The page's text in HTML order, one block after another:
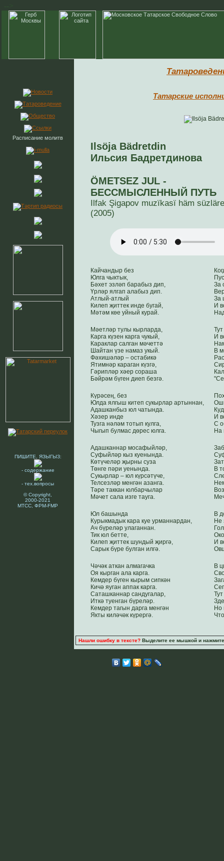
Расписание молитв
ПИШИТЕ, ЯЗЫГЫЗ:
- содержание
- тех.вопросы
© Copyright,
2000-2021
МТСС, ФРМ-FMP
Татарские
Ilsöja Bädretdin
Ильсия Бaдретдинова
ÖMETSEZ JUL -
БЕССМЫСЛЕННЫЙ ПУТЬ
Ilfak Şigapov muzïkasï häm süzläre
(2005)
Кайчандыр без
Юлга чыктык,
Бәхет эзләп барабыз дип,
Үрләр ялгап алабыз дип.
Атлый-атлый
Килеп җиттек инде бугай,
Мәтәм көе уйный курай.
За
За
И
Мәетләр тулы кырларда,
Карга күзен карга чукый,
Караклар салган мәчеттә
Шайтан үзе намаз укый.
Фәхишәләр – остабикә
Ятимнәр караган күзгә,
Гәрипләр хәер сораша
Бәйрәм бүген диеп безгә.
И
В
Күрәсең, без
Юлда ялгыш китеп сукырлар артыннан,
Адашканбыз юл чатында.
Хәзер инде
Тузга нәләм тотып кулга,
Чыгып булмас дөрес юлга.
И
С
На
Адашканнар моcафыйләр,
Суфыйләр кыз куенында.
Көтүчеләр җырны суза
Төнге пәри уенында.
Сукырлар – юл күрсәтүче,
Телсезләр менгән азанга.
Тәре таккан юлбарчылар
Мәчет сала изге тауга.
В
Юл башында
Курыкмадык кара куе урманнардан,
Ач бүреләр улаганнан.
Тик юл бетте,
Килеп җиттек шундый җиргә,
Сарык бүре булган илгә.
В
Не
И
Чәчәк аткан алмагачка
Оя кырган ала карга.
Кемдер бүген кырым сипкән
Кичә яуган аппак карга.
Саташканнар сандугалар,
Иткә туенган бүреләр.
Кемдер тагын дарга менгән
Якты киләчәк күрергә.
В
Но
Нашли ошибку в тексте?Выделите ее мышкой и нажмите